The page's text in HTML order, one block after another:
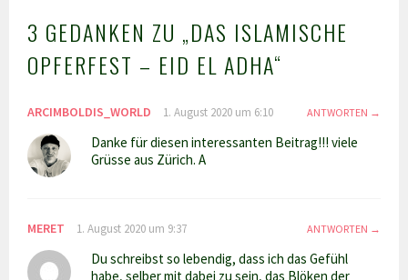
3 GEDANKEN ZU „DAS ISLAMISCHE
OPFERFEST – EID EL ADHA“
ARCIMBOLDIS_WORLD 1. August 2020 um 6:10 ANTWORTEN
Danke für diesen interessanten Beitrag!!! viele
Grüsse aus Zürich. A
MERET 1. August 2020 um 9:37 ANTWORTEN
Du schreibst so lebendig, dass ich das Gefühl
habe, selber mit dabei zu sein, das Blöken der